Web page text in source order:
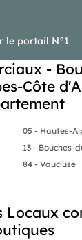
le portail N°1
-
Côte
05 - Hautes-
13 - Bouches-
84 - Vaucluse
Locaux